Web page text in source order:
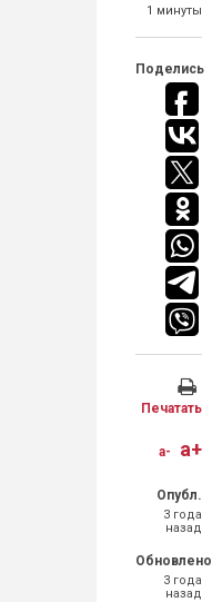
1 минуты
Поделись
Печатать
a- a+
Опубл.
3 года
назад
Обновлено
3 года
назад